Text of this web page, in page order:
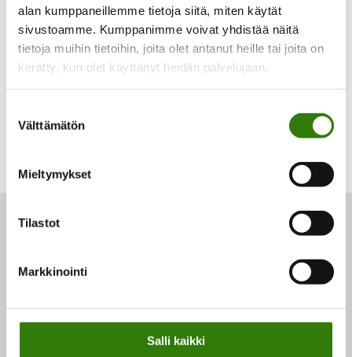
alan kumppaneillemme tietoja siitä, miten käytät
sivustoamme. Kumppanimme voivat yhdistää näitä
tietoja muihin tietoihin, joita olet antanut heille tai joita on
kerätty, kun olet käyttänyt heidän palvelujaan.
valinta
Välttämätön
Mieltymykset
Tilastot
Markkinointi
Salli kaikki
Voit maksaa heti tai valita halutessasi joustavan
osamaksun.
Kilotveks.fi
Herbalife-tuotteet netistä. Kilotveks.fi tarjoaa niin
liittyviä palveluita ja tuotteita yli 20 vuoden
kokemuksella.